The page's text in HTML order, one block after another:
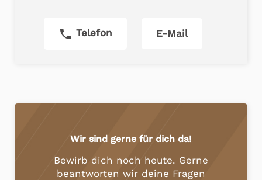
phone Telefon E-Mail
Wir sind gerne für dich da!
Bewirb dich noch heute. Gerne
beantworten wir deine Fragen